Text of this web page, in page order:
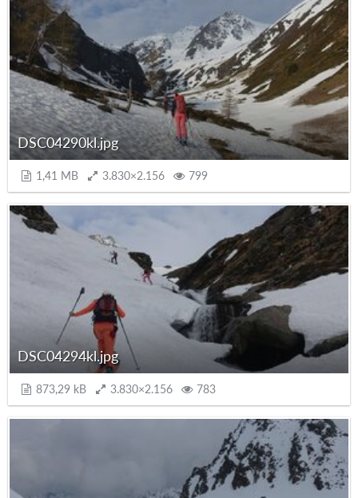
DSC04290kl.jpg
1,41 MB 3.830×2.156 799
DSC04294kl.jpg
873,29 kB 3.830×2.156 783